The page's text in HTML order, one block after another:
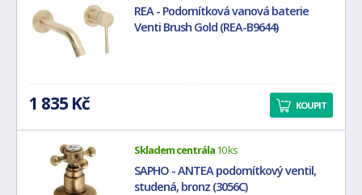
REA - Podomítková vanová baterie
Venti Brush Gold (REA-B9644)
1 835 Kč KOUPIT
Skladem centrála10 ks
SAPHO - ANTEA podomítkový ventil,
studená, bronz (3056C)